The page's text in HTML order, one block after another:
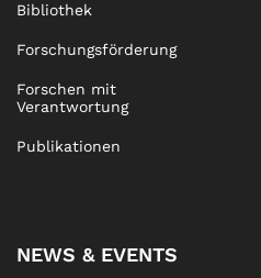
Bibliothek
Forschungsförderung
Forschen mit
Verantwortung
Publikationen
NEWS & EVENTS